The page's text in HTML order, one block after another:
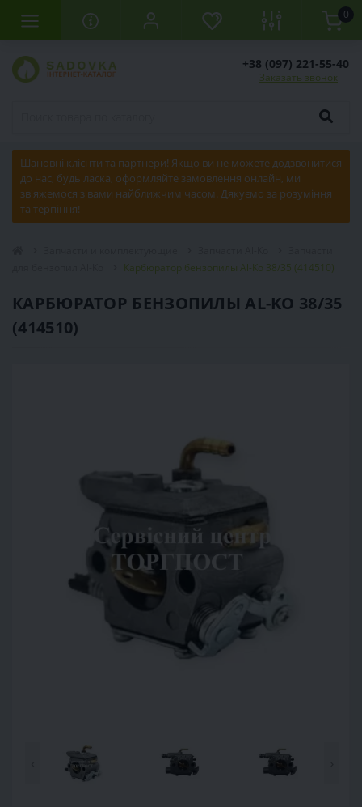
0
+38 (097) 221-55-40
Заказать звонок
Шановні клієнти та партнери! Якщо ви не можете додзвонитися
до нас, будь ласка, оформляйте замовлення онлайн, ми
зв'яжемося з вами найближчим часом. Дякуємо за розуміння
та терпіння!
Карбюратор бензопилы Al-Ko 38/35 (414510)
КАРБЮРАТОР БЕНЗОПИЛЫ AL-KO 38/35
(414510)